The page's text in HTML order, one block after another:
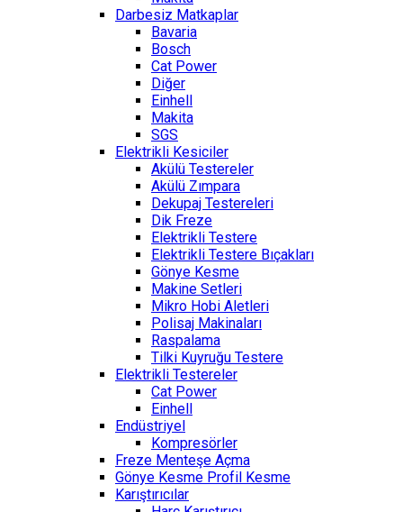
Darbesiz Matkaplar
Bavaria
Bosch
Cat Power
Diğer
Einhell
Makita
SGS
Elektrikli Kesiciler
Akülü Testereler
Akülü Zımpara
Dekupaj Testereleri
Dik Freze
Elektrikli Testere
Elektrikli Testere Bıçakları
Gönye Kesme
Makine Setleri
Mikro Hobi Aletleri
Polisaj Makinaları
Raspalama
Tilki Kuyruğu Testere
Elektrikli Testereler
Cat Power
Einhell
Endüstriyel
Kompresörler
Freze Menteşe Açma
Gönye Kesme Profil Kesme
Karıştırıcılar